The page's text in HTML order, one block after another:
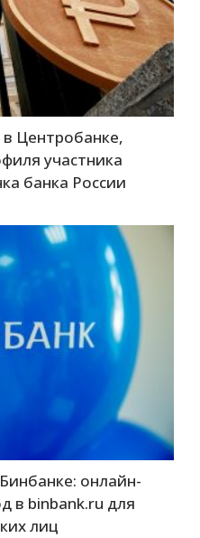
Центробанке,
участника
банка России
онлайн-
в binbank.ru для
лиц